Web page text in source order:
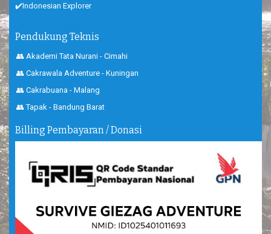
✔️Indonesian Explorer
Pendukung Teknis
👥 Akademi Tata Nurani - Cimahi
👥 Cakrawala Adventure - Kuningan
👥 Cakrabuana - Malang
👥 Tapak - Bandung Barat
Billing Pembayaran / Donasi